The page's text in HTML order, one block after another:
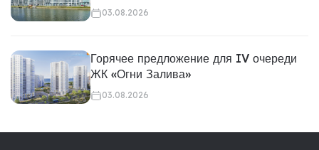
03.08.2026
Горячее предложение для IV очереди
ЖК «Огни Залива»
03.08.2026